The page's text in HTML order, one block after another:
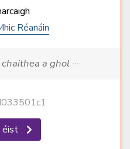
Réanáin
chaithea a ghol ···
éist